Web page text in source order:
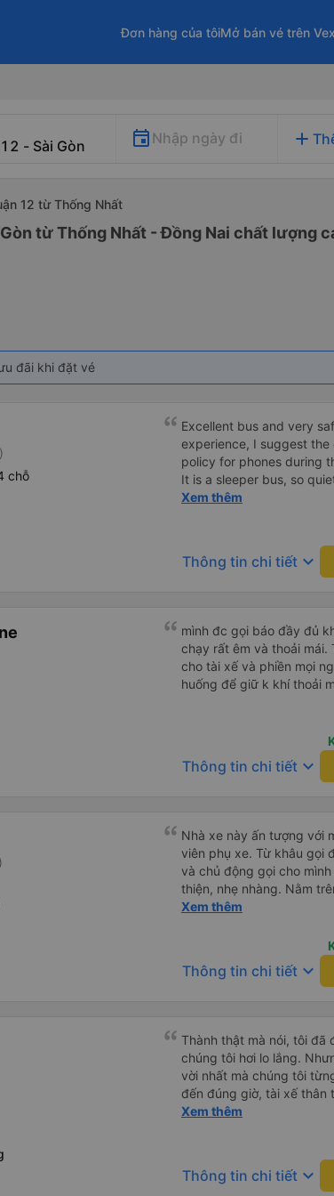
Đơn hàng của tôiMở bán vé trên
Nhập ngày đi add
12 từ Thống Nhất
từ Thống Nhất - Đồng Nai chất lượng
đãi khi đặt vé
chỗ
Excellent bus and very
experience, I suggest
policy for phones during
It is a sleeper bus, so
Wi-Fi password clearly
hơn, tôi góp ý nhà xe
lặng (tắt âm thanh điện
Tôi vẫn sẽ tiếp tục ủng
Xem thêm
Thông tin chi tiết keyboard_arrow_down
mình đc gọi báo đầy đủ
chạy rất êm và thoải mái.
cho tài xế và phiền mọi
huống để giữ k khí thoải
Thông tin chi tiết keyboard_arrow_down
Nhà xe này ấn tượng với
viên phụ xe. Từ khâu gọi điện đến lúc lên xe đều rát sát sao
và chủ động gọi cho
thiện, nhẹ nhàng. Nằm trên xe cũng khá thoải mái, chăn nệm
nước suối đầy đủ.
Lúc xuống xe, điểm thả
Sợi ( Nha Trang ) và bắt
mình xuống ở đây không
mới. Cảm ơn nhà xe đã
Xem thêm
Thông tin chi tiết keyboard_arrow_down
Thành thật mà nói, tôi đã
chúng tôi hơi lo lắng.
vời nhất mà chúng tôi
đến đúng giờ, tài xế thân
vẫn hơi xóc, nhưng đó là
Xem thêm
Thông tin chi tiết keyboard_arrow_down